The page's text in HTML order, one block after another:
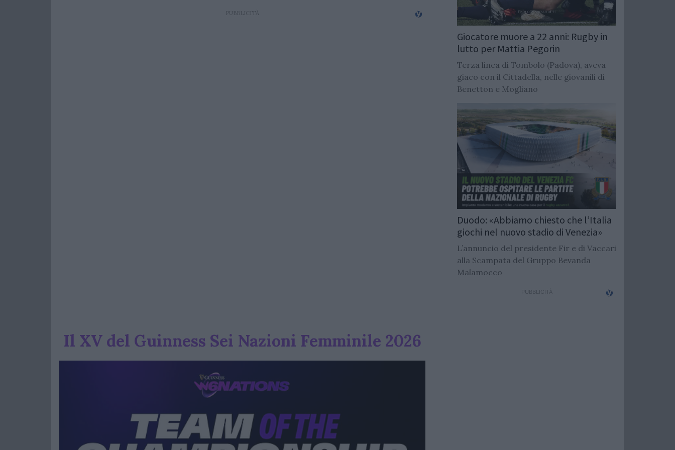
Il XV del Guinness Sei Nazioni Femminile 2026
Giocatore muore a 22 anni: Rugby in
lutto per Mattia Pegorin
Terza linea di Tombolo (Padova), aveva
giaco con il Cittadella, nelle giovanili di
Benetton e Mogliano
Duodo: «Abbiamo chiesto che l’Italia
giochi nel nuovo stadio di Venezia»
L’annuncio del presidente Fir e di Vaccari
alla Scampata del Gruppo Bevanda
Malamocco